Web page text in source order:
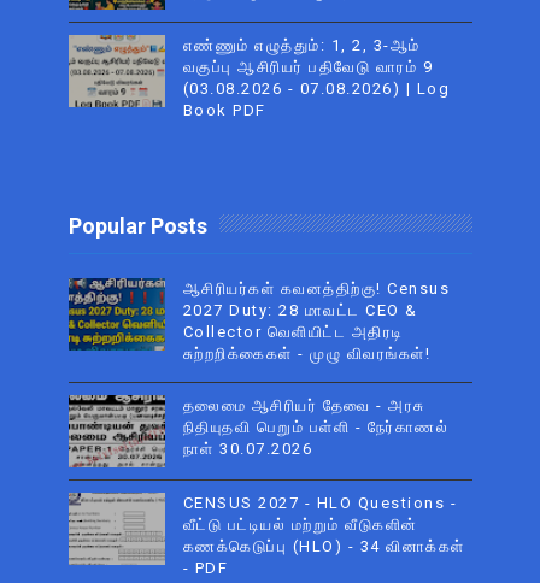
எண்ணும் எழுத்தும்: 1, 2, 3-ஆம்
வகுப்பு ஆசிரியர் பதிவேடு வாரம் 9
(03.08.2026 - 07.08.2026) | Log
Book PDF
Popular Posts
ஆசிரியர்கள் கவனத்திற்கு! Census
2027 Duty: 28 மாவட்ட CEO &
Collector வெளியிட்ட அதிரடி
சுற்றறிக்கைகள் - முழு விவரங்கள்!
தலைமை ஆசிரியர் தேவை - அரசு
நிதியுதவி பெறும் பள்ளி - நேர்காணல்
நாள் 30.07.2026
CENSUS 2027 - HLO Questions -
வீட்டு பட்டியல் மற்றும் வீடுகளின்
கணக்கெடுப்பு (HLO) - 34 வினாக்கள்
- PDF